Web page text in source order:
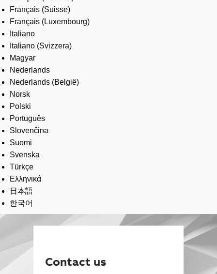
Français (Suisse)
Français (Luxembourg)
Italiano
Italiano (Svizzera)
Magyar
Nederlands
Nederlands (België)
Norsk
Polski
Português
Slovenčina
Suomi
Svenska
Türkçe
Ελληνικά
日本語
한국어
Contact us